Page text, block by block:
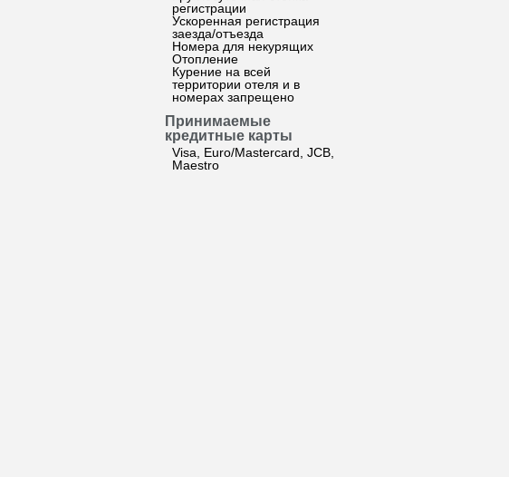
регистрации
Ускоренная регистрация
заезда/отъезда
Номера для некурящих
Отопление
Курение на всей
территории отеля и в
номерах запрещено
Принимаемые
кредитные карты
Visa, Euro/Mastercard, JCB,
Maestro